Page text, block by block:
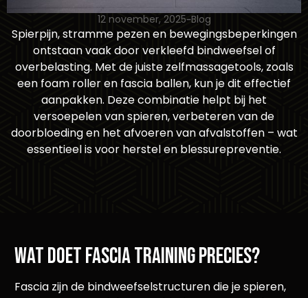
12 november, 2025 Blog
Spierpijn, stramme pezen en bewegingsbeperkingen
ontstaan vaak door verkleefd bindweefsel of
overbelasting. Met de juiste zelfmassagetools, zoals
een foam roller en fascia ballen, kun je dit effectief
aanpakken. Deze combinatie helpt bij het
versoepelen van spieren, verbeteren van de
doorbloeding en het afvoeren van afvalstoffen – wat
essentieel is voor herstel en blessurepreventie.
Wat doet fascia training precies?
Fascia zijn de bindweefselstructuren die je spieren,